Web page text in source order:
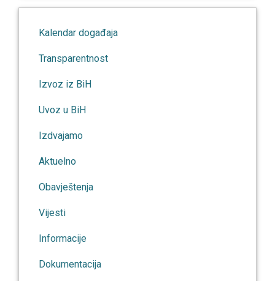
Kalendar događaja
Transparentnost
Izvoz iz BiH
Uvoz u BiH
Izdvajamo
Aktuelno
Obavještenja
Vijesti
Informacije
Dokumentacija